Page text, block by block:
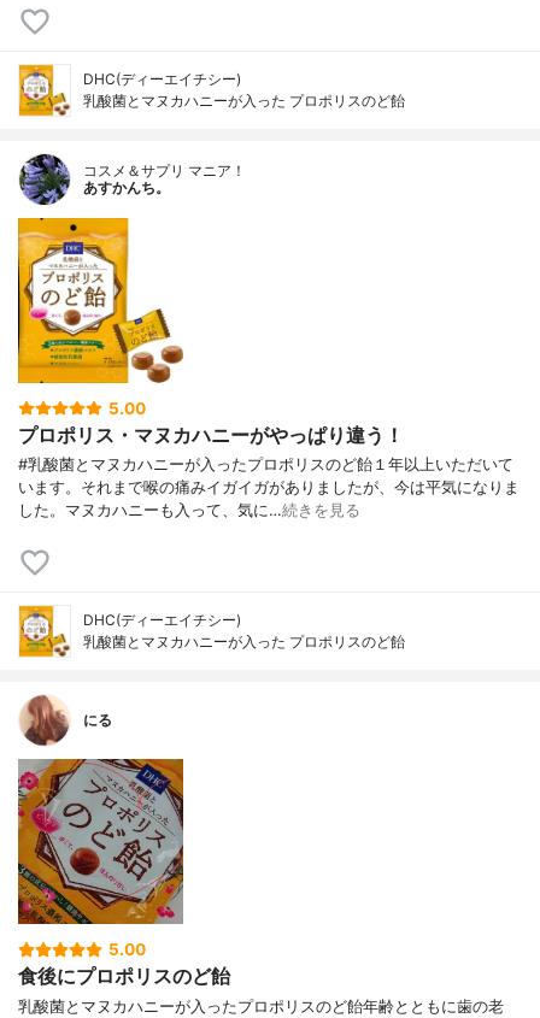
DHC(ディーエイチシー)
乳酸菌とマヌカハニーが入った プロポリスのど飴
コスメ＆サプリ マニア！
あすかんち。
5.00
プロポリス・マヌカハニーがやっぱり違う！
#乳酸菌とマヌカハニーが入ったプロポリスのど飴１年以上いただいて
います。それまで喉の痛みイガイガがありましたが、今は平気になりま
した。マヌカハニーも入って、気に…続きを見る
DHC(ディーエイチシー)
乳酸菌とマヌカハニーが入った プロポリスのど飴
にる
5.00
食後にプロポリスのど飴
乳酸菌とマヌカハニーが入ったプロポリスのど飴年齢とともに歯の老